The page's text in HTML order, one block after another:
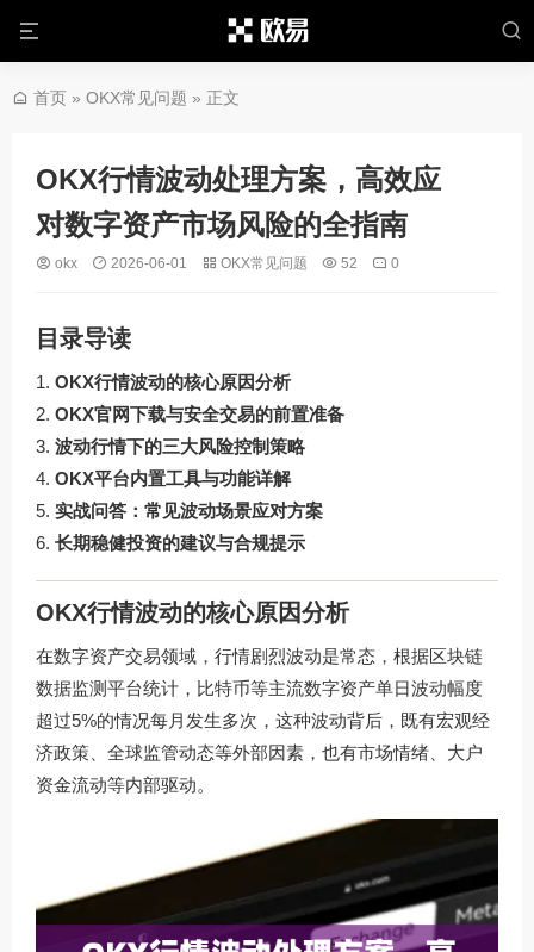
首页 » OKX常见问题 » 正文
OKX行情波动处理方案，高效应
对数字资产市场风险的全指南
okx 2026-06-01 OKX常见问题 52 0
目录导读
OKX行情波动的核心原因分析
OKX官网下载与安全交易的前置准备
波动行情下的三大风险控制策略
OKX平台内置工具与功能详解
实战问答：常见波动场景应对方案
长期稳健投资的建议与合规提示
OKX行情波动的核心原因分析
在数字资产交易领域，行情剧烈波动是常态，根据区块链
数据监测平台统计，比特币等主流数字资产单日波动幅度
超过5%的情况每月发生多次，这种波动背后，既有宏观经
济政策、全球监管动态等外部因素，也有市场情绪、大户
资金流动等内部驱动。